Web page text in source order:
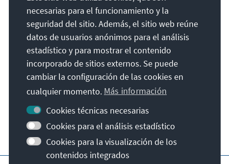
Konrad-Adenauer-Stiftung e.V.
Oficina de la Fundación en el Perú
Registro Oficial:
Konrad-Adenauer-Stiftung e. V., Oficina en el
Perú
Calle Grimaldo del Solar 162, Oficina 1004,
Miraflores
Lima
necesarias para el funcionamiento y la
seguridad del sitio. Además, el sitio web reúne
datos de usuarios anónimos para el análisis
estadístico y para mostrar el contenido
incorporado de sitios externos. Se puede
cambiar la configuración de las cookies en
cualquier momento. Más información
Cookies técnicas necesarias
Cookies para el análisis estadístico
Cookies para la visualización de los
contenidos integrados